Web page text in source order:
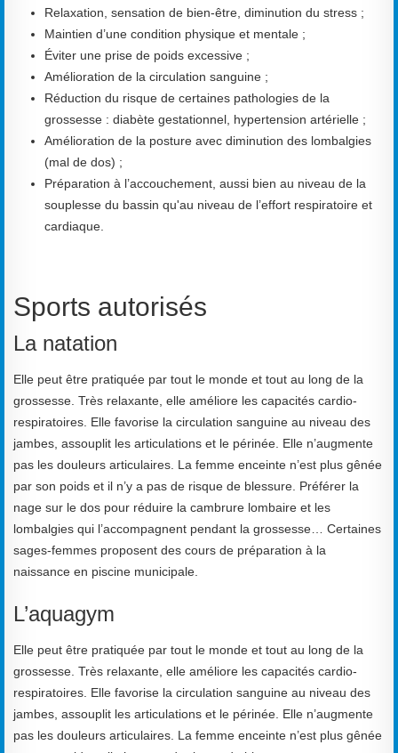
Relaxation, sensation de bien-être, diminution du stress ;
Maintien d’une condition physique et mentale ;
Éviter une prise de poids excessive ;
Amélioration de la circulation sanguine ;
Réduction du risque de certaines pathologies de la
grossesse : diabète gestationnel, hypertension artérielle ;
Amélioration de la posture avec diminution des lombalgies
(mal de dos) ;
Préparation à l’accouchement, aussi bien au niveau de la
souplesse du bassin qu'au niveau de l’effort respiratoire et
cardiaque.
Sports autorisés
La natation
Elle peut être pratiquée par tout le monde et tout au long de la
grossesse. Très relaxante, elle améliore les capacités cardio-
respiratoires. Elle favorise la circulation sanguine au niveau des
jambes, assouplit les articulations et le périnée. Elle n’augmente
pas les douleurs articulaires. La femme enceinte n’est plus gênée
par son poids et il n’y a pas de risque de blessure. Préférer la
nage sur le dos pour réduire la cambrure lombaire et les
lombalgies qui l’accompagnent pendant la grossesse… Certaines
sages-femmes proposent des cours de préparation à la
naissance en piscine municipale.
L’aquagym
Elle peut être pratiquée par tout le monde et tout au long de la
grossesse. Très relaxante, elle améliore les capacités cardio-
respiratoires. Elle favorise la circulation sanguine au niveau des
jambes, assouplit les articulations et le périnée. Elle n’augmente
pas les douleurs articulaires. La femme enceinte n’est plus gênée